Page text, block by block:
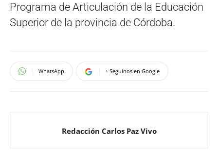
Programa de Articulación de la Educación
Superior de la provincia de Córdoba.
WhatsApp + Seguinos en Google
Redacción Carlos Paz Vivo